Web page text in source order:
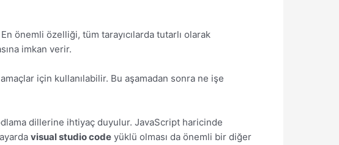
önemli özelliği, tüm tarayıcılarda tutarlı olarak
imkan verir.
için kullanılabilir. Bu aşamadan sonra ne işe
dillerine ihtiyaç duyulur. JavaScript haricinde
visual studio codeyüklü olması da önemli bir diğer